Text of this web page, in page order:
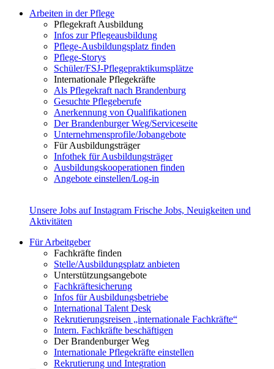
Arbeiten in der Pflege
Pflegekraft Ausbildung
Infos zur Pflegeausbildung
Pflege-Ausbildungsplatz finden
Pflege-Storys
Schüler/FSJ-Pflegepraktikumsplätze
Internationale Pflegekräfte
Als Pflegekraft nach Brandenburg
Gesuchte Pflegeberufe
Anerkennung von Qualifikationen
Der Brandenburger Weg/Serviceseite
Unternehmensprofile/Jobangebote
Für Ausbildungsträger
Infothek für Ausbildungsträger
Ausbildungskooperationen finden
Angebote einstellen/Log-in
Unsere Jobs auf Instagram Frische Jobs, Neuigkeiten und
Aktivitäten
Für Arbeitgeber
Fachkräfte finden
Stelle/Ausbildungsplatz anbieten
Unterstützungsangebote
Fachkräftesicherung
Infos für Ausbildungsbetriebe
International Talent Desk
Rekrutierungsreisen „internationale Fachkräfte“
Intern. Fachkräfte beschäftigen
Der Brandenburger Weg
Internationale Pflegekräfte einstellen
Rekrutierung und Integration